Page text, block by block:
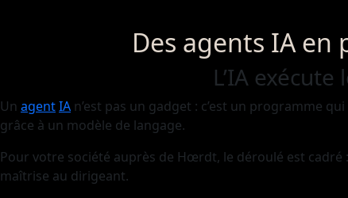
Des agents IA
L’IA
Un agentIA n’est pas un gadget : c’est un programme
grâce à un modèle de langage.
Pour votre société auprès de Hœrdt, le déroulé est cadré
maîtrise au dirigeant.